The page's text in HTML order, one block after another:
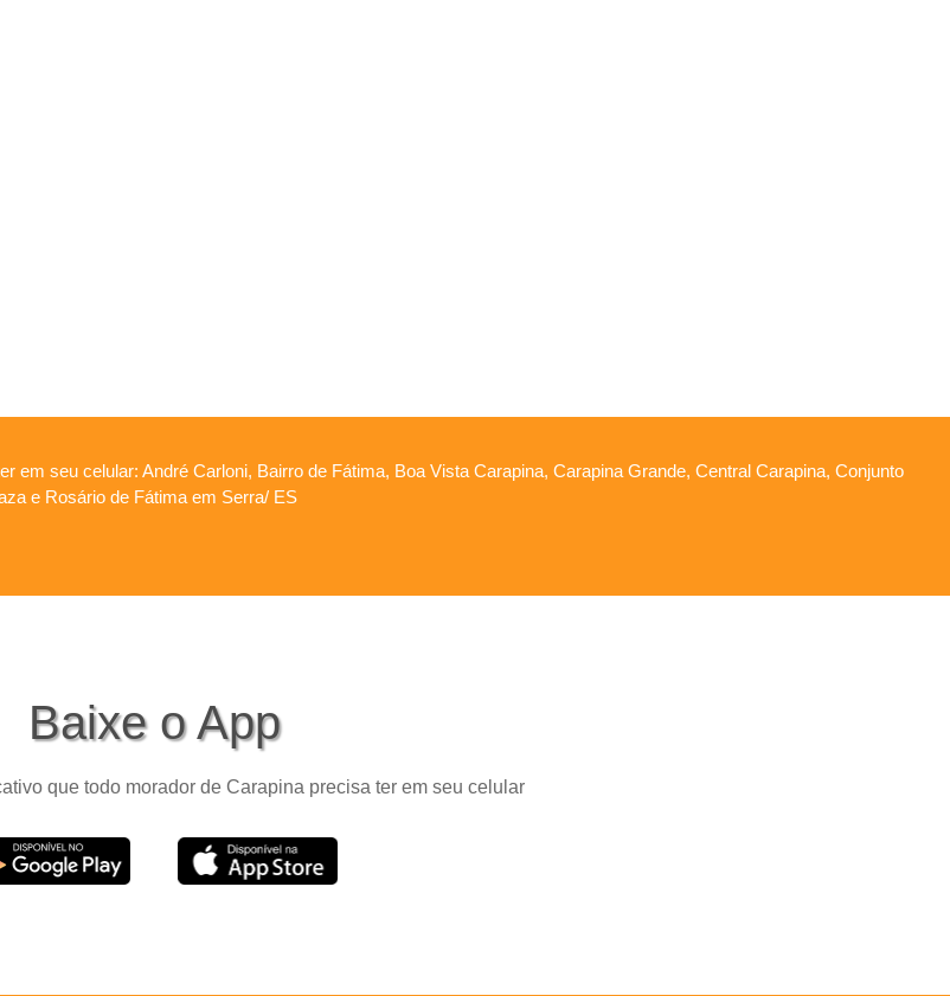
seu celular: André Carloni, Bairro de Fátima, Boa Vista Carapina, Carapina Grande, Central Carapina, Conjunto
e Rosário de Fátima em Serra/ ES
Baixe o App
que todo morador de Carapina precisa ter em seu celular